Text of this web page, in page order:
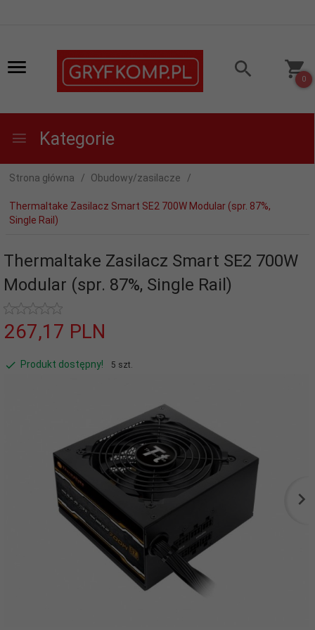
0
Kategorie
Strona główna Obudowy/zasilacze
Thermaltake Zasilacz Smart SE2 700W Modular (spr. 87%,
Single Rail)
Thermaltake Zasilacz Smart SE2 700W
Modular (spr. 87%, Single Rail)
267,17 PLN
Produkt dostępny! 5 szt.